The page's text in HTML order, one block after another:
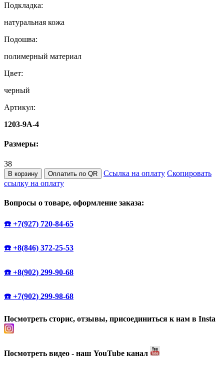
Подкладка:
натуральная кожа
Подошва:
полимерный материал
Цвет:
черный
Артикул:
1203-9A-4
Размеры:
38
В корзину Оплатить по QR Ссылка на оплату Скопировать
ссылку на оплату
Вопросы о товаре, оформление заказа:
☎️ +7(927) 720-84-65
☎️ +8(846) 372-25-53
☎️ +8(902) 299-90-68
☎️ +7(902) 299-98-68
Посмотреть сторис, отзывы, присоединиться к нам в Insta
Посмотреть видео - наш YouTube канал